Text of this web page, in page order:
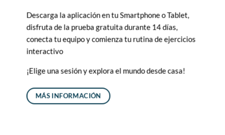
Descarga la aplicación en tu Smartphone o Tablet,
disfruta de la prueba gratuita durante 14 días,
conecta tu equipo y comienza tu rutina de ejercicios
interactivo
¡Elige una sesión y explora el mundo desde casa!
MÁS INFORMACIÓN